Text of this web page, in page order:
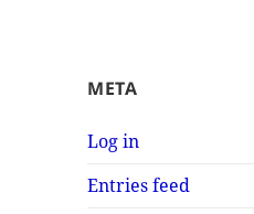
META
Log in
Entries feed